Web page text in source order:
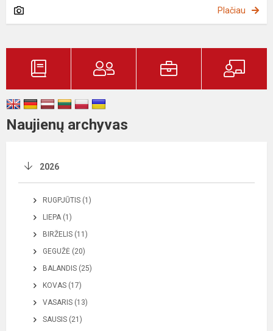
Plačiau
Naujienų archyvas
2026
RUGPJŪTIS (1)
LIEPA (1)
BIRŽELIS (11)
GEGUŽĖ (20)
BALANDIS (25)
KOVAS (17)
VASARIS (13)
SAUSIS (21)